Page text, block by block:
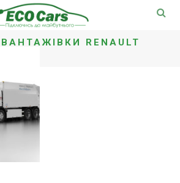
RENAULT